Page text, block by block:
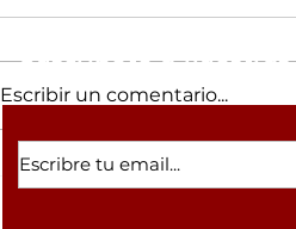
César Gastélum y la
lista de 'influencers'
Escribir un comentario...
Suscríbete a